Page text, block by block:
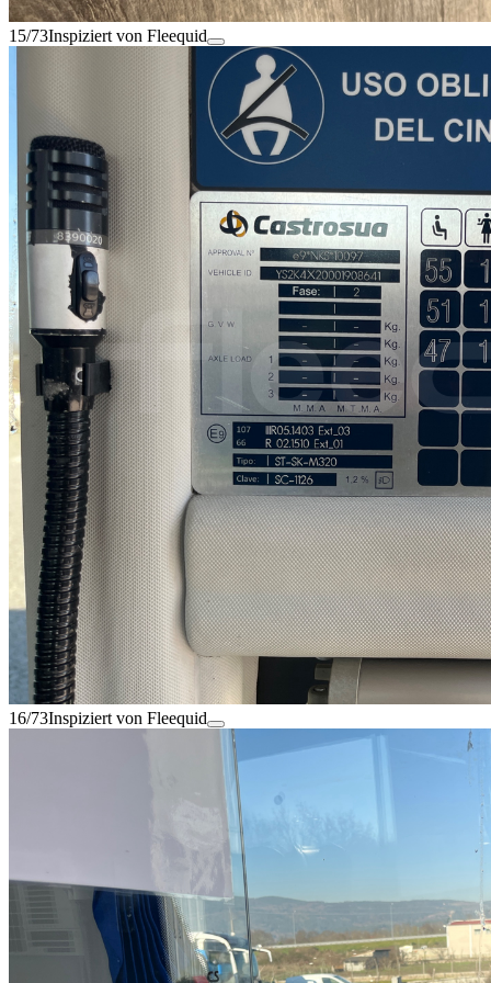
15/73Inspiziert von Fleequid
16/73Inspiziert von Fleequid